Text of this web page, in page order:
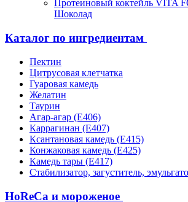
Протеиновый коктейль VITA
Шоколад
Каталог по ингредиентам
Пектин
Цитрусовая клетчатка
Гуаровая камедь
Желатин
Таурин
Агар-агар (Е406)
Каррагинан (Е407)
Ксантановая камедь (Е415)
Конжаковая камедь (Е425)
Камедь тары (Е417)
Стабилизатор, загуститель,
HoReCa и мороженое